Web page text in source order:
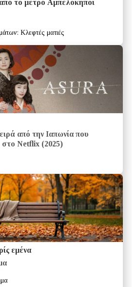
το μετρό Αμπελόκηποι
Κλεφτές ματιές
από την Ιαπωνία που
στο Netflix (2025)
εμένα